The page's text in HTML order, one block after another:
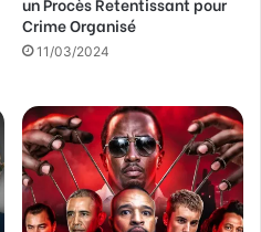
Crime Organisé
11/03/2024